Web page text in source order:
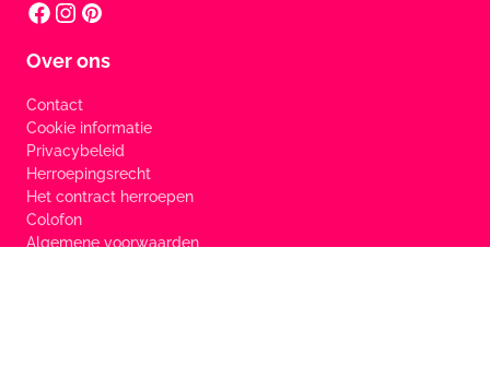
Over ons
Contact
Cookie informatie
Privacybeleid
Herroepingsrecht
Het contract herroepen
Colofon
Algemene voorwaarden